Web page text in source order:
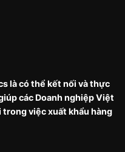
là có thể kết nối và thực
các Doanh nghiệp Việt
trong việc xuất khẩu hàng